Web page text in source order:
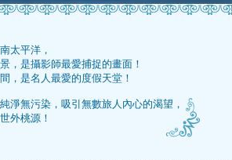
太平洋，
，是攝影師最愛捕捉的畫面！
，是名人最愛的度假天堂！
淨無污染，吸引無數旅人內心的渴望，
外桃源！